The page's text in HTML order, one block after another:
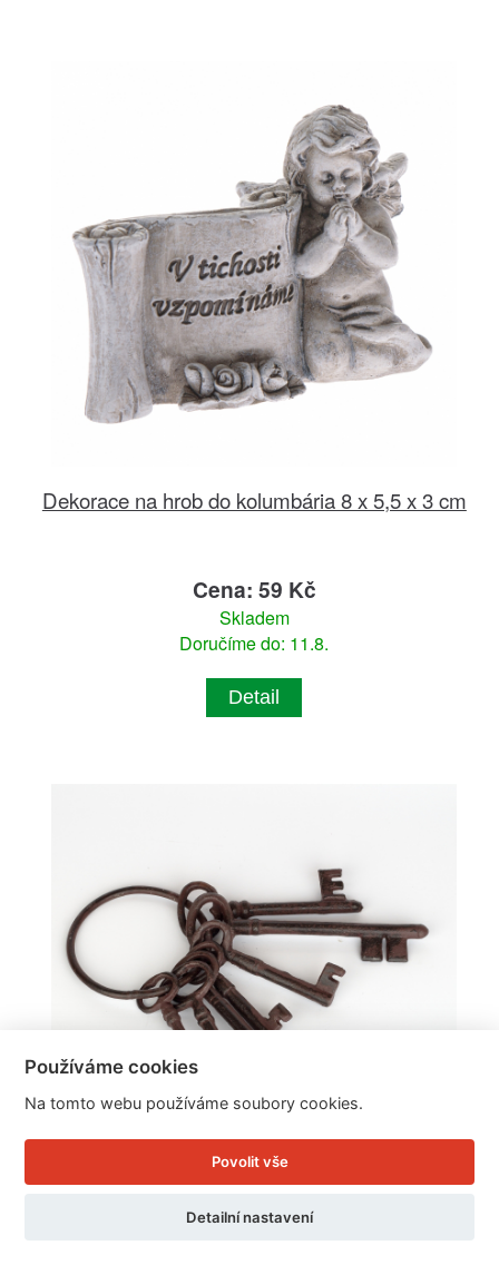
Dekorace na hrob do kolumbária 8 x 5,5 x 3 cm
Cena: 59 Kč
Skladem
Doručíme do: 11.8.
Detail
Retro klíče litina 25cm
Používáme cookies
Na tomto webu používáme soubory cookies.
Povolit vše
Detailní nastavení